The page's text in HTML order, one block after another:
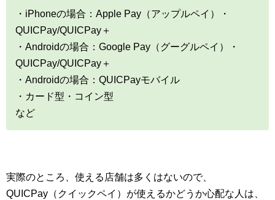
・iPhoneの場合：Apple Pay（アップルペイ）・
QUICPay/QUICPay＋
・Androidの場合：Google Pay（グーグルペイ）・
QUICPay/QUICPay＋
・Androidの場合：QUICPayモバイル
・カード型・コイン型
など
実際のところ、使える店舗は多くはないので、
QUICPay（クイックペイ）が使えるかどうか心配な人は、